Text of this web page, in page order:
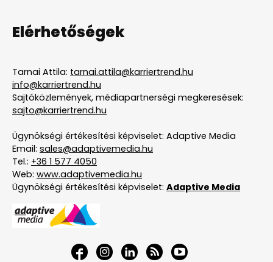
Elérhetőségek
Tarnai Attila: tarnai.attila@karriertrend.hu
info@karriertrend.hu
Sajtóközlemények, médiapartnerségi megkeresések:
sajto@karriertrend.hu
Ügynökségi értékesítési képviselet: Adaptive Media
Email: sales@adaptivemedia.hu
Tel.: +36 1 577 4050
Web: www.adaptivemedia.hu
Ügynökségi értékesítési képviselet: Adaptive Media